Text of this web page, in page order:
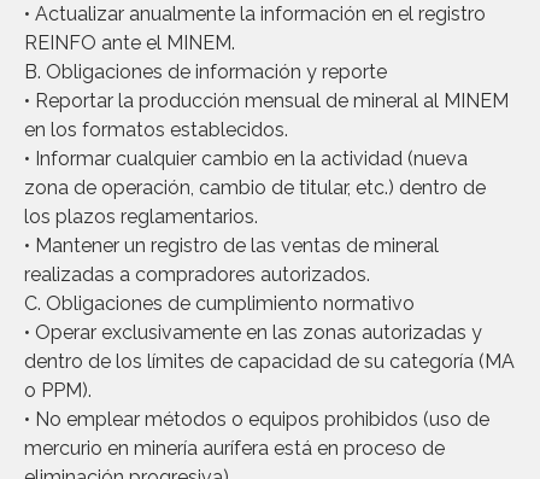
• Actualizar anualmente la información en el registro
REINFO ante el MINEM.
B. Obligaciones de información y reporte
• Reportar la producción mensual de mineral al MINEM
en los formatos establecidos.
• Informar cualquier cambio en la actividad (nueva
zona de operación, cambio de titular, etc.) dentro de
los plazos reglamentarios.
• Mantener un registro de las ventas de mineral
realizadas a compradores autorizados.
C. Obligaciones de cumplimiento normativo
• Operar exclusivamente en las zonas autorizadas y
dentro de los límites de capacidad de su categoría (MA
o PPM).
• No emplear métodos o equipos prohibidos (uso de
mercurio en minería aurífera está en proceso de